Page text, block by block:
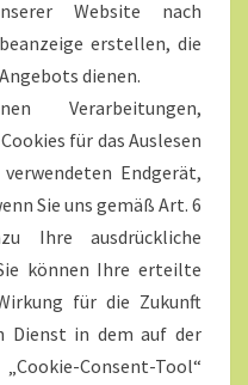
Website nach
erstellen, die
dienen.
Verarbeitungen,
für das Auslesen
Endgerät,
Sie uns gemäß Art. 6
Ihre ausdrückliche
können Ihre erteilte
für die Zukunft
Dienst in dem auf der
Consent-Tool“